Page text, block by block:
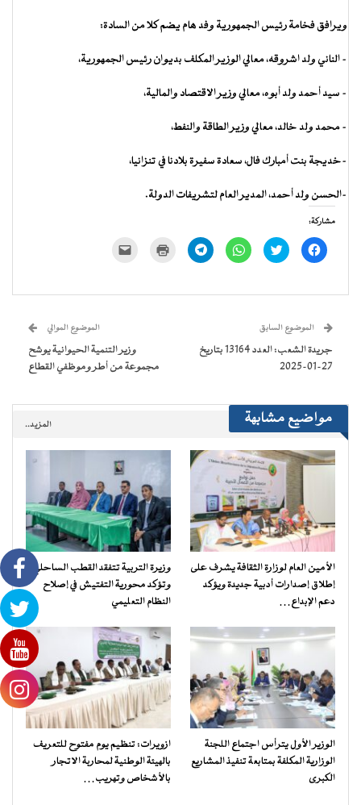
ويرافق فخامة رئيس الجمهورية وفد هام يضم كلا من السادة:
– الناني ولد اشروقه، معالي الوزير المكلف بديوان رئيس الجمهورية،
– سيد أحمد ولد أبوه، معالي وزير الاقتصاد والمالية،
– محمد ولد خالد، معالي وزير الطاقة والنفط،
-خديجة بنت أمبارك فال، سعادة سفيرة بلادنا في تنزانيا،
-الحسن ولد أحمد، المدير العام لتشريفات الدولة.
مشاركة:
انقر
للمشاركة
في
اضغط
للمشاركة
في
انقر
للمشاركة
في
انقر
للمشاركة
في
للطباعة
جديدة) الإلكتروني
نافذة
جديدة)
الموضوع السابق
جريدة الشعب: العدد 13164 بتاريخ
27-01-2025
الموضوع الموالي
وزير التنمية الحيوانية يوشح
مجموعة من أطر وموظفي القطاع
مواضيع مشابهة المزيد..
الأمين العام لوزارة الثقافة يشرف على
إطلاق إصدارات أدبية جديدة ويؤكد
دعم الإبداع…
وزيرة التربية تتفقد القطب الساحلي
وتؤكد محورية التفتيش في إصلاح
النظام التعليمي
الوزير الأول يترأس اجتماع اللجنة
الوزارية المكلفة بمتابعة تنفيذ المشاريع
الكبرى
ازويرات: تنظيم يوم مفتوح للتعريف
بالهيئة الوطنية لمحاربة الاتجار
بالأشخاص وتهريب…